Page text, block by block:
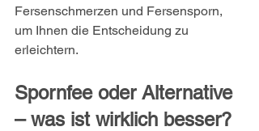
Fersenschmerzen und Fersensporn,
um Ihnen die Entscheidung zu
erleichtern.
Spornfee oder Alternative
– was ist wirklich besser?